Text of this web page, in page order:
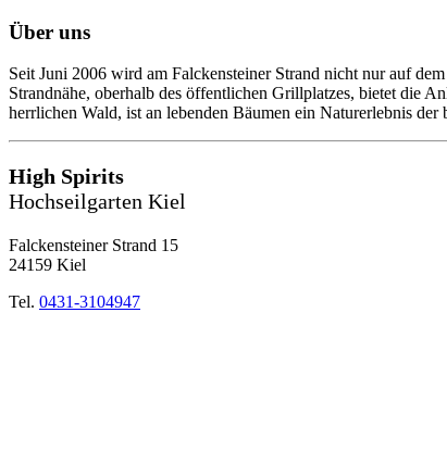
Über uns
Seit Juni 2006 wird am Falckensteiner Strand nicht nur auf
Strandnähe, oberhalb des öffentlichen Grillplatzes, bietet die
herrlichen Wald, ist an lebenden Bäumen ein Naturerlebnis der
High Spirits
Hochseilgarten Kiel
Falckensteiner Strand 15
24159 Kiel
Tel. 0431-3104947